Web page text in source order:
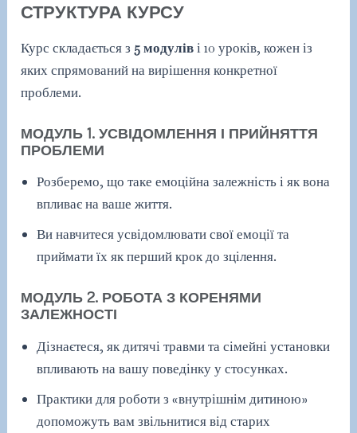
СТРУКТУРА КУРСУ
Курс складається з 5 модуліві 10 уроків, кожен із
яких спрямований на вирішення конкретної
проблеми.
МОДУЛЬ 1. УСВІДОМЛЕННЯ І ПРИЙНЯТТЯ
ПРОБЛЕМИ
Розберемо, що таке емоційна залежність і як вона
впливає на ваше життя.
Ви навчитеся усвідомлювати свої емоції та
приймати їх як перший крок до зцілення.
МОДУЛЬ 2. РОБОТА З КОРЕНЯМИ
ЗАЛЕЖНОСТІ
Дізнаєтеся, як дитячі травми та сімейні установки
впливають на вашу поведінку у стосунках.
Практики для роботи з «внутрішнім дитиною»
допоможуть вам звільнитися від старих